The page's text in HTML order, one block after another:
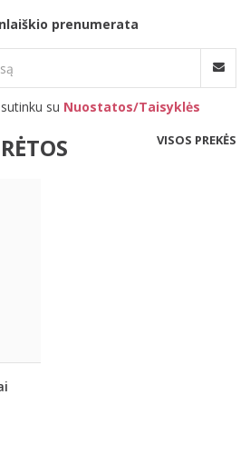
prenumerata
su Nuostatos/Taisyklės
VISOS PREKĖS